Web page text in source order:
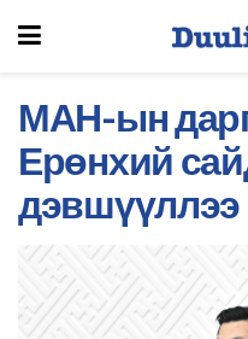
МАН-ын
Ерөнхий
дэвшүүллээ